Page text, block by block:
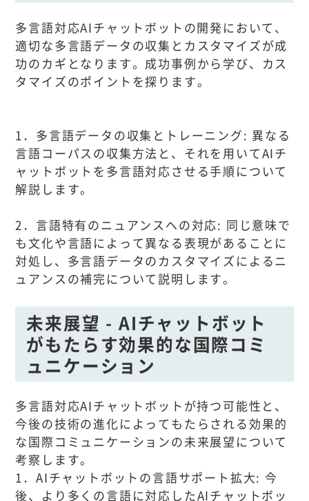
多言語対応AIチャットボットの開発において、
適切な多言語データの収集とカスタマイズが成
功のカギとなります。成功事例から学び、カス
タマイズのポイントを探ります。
1．多言語データの収集とトレーニング: 異なる
言語コーパスの収集方法と、それを用いてAIチ
ャットボットを多言語対応させる手順について
解説します。
2．言語特有のニュアンスへの対応: 同じ意味で
も文化や言語によって異なる表現があることに
対処し、多言語データのカスタマイズによるニ
ュアンスの補完について説明します。
未来展望 - AIチャットボット
がもたらす効果的な国際コミ
ュニケーション
多言語対応AIチャットボットが持つ可能性と、
今後の技術の進化によってもたらされる効果的
な国際コミュニケーションの未来展望について
考察します。
1．AIチャットボットの言語サポート拡大: 今
後、より多くの言語に対応したAIチャットボッ